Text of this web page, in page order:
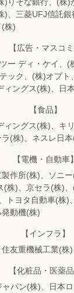
)、三菱UFJ信託
(株)
【広告・マスコミ
ー ディ・ケイ、(
ック、(株)オプト
ングス(株)、
日
【食品】
ィングス(株)、キ
ラ(株)、ネスレ日
【電機・自動車】
作所(株)、ソニ
(株)、京セラ(株)
トヨタ自動車(株)
動機(株)
【インフラ】
友重機械工業(株
【化粧品・医薬品
パン(株)、日本